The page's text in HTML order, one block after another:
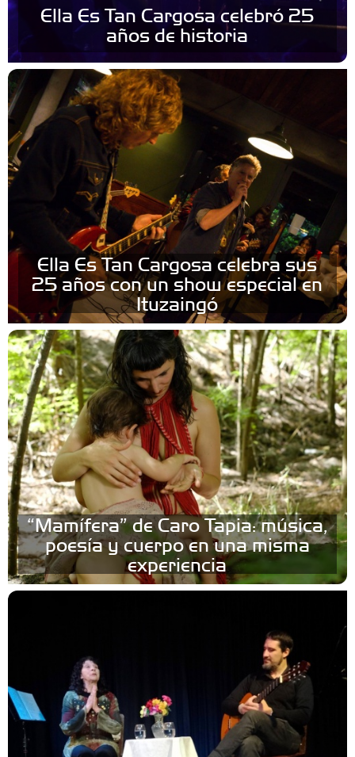
Ella Es Tan Cargosa celebró 25
años de historia
Ella Es Tan Cargosa celebra sus
25 años con un show especial en
Ituzaingó
“Mamífera” de Caro Tapia: música,
poesía y cuerpo en una misma
experiencia